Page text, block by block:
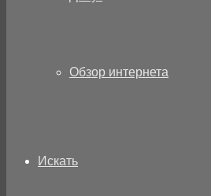
Обзор интернета
Искать